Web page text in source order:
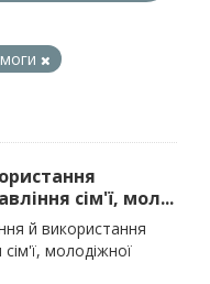
сім'ї, мол...
й використання
молодіжної